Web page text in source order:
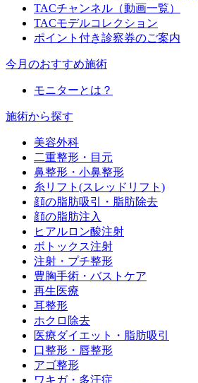
TACチャンネル（動画一覧）
TACモデルコレクション
ポイント付き診察券のご案内
今月のおすすめ施術
モニターとは？
施術から探す
美容外科
二重整形・目元
鼻整形・小鼻整形
糸リフト(スレッドリフト)
顔の脂肪吸引・脂肪除去
顔の脂肪注入
ヒアルロン酸注射
ボトックス注射
注射・プチ整形
豊胸手術・バストケア
再生医療
耳整形
ホクロ除去
医療ダイエット・脂肪吸引
口整形・唇整形
アゴ整形
ワキガ・多汗症